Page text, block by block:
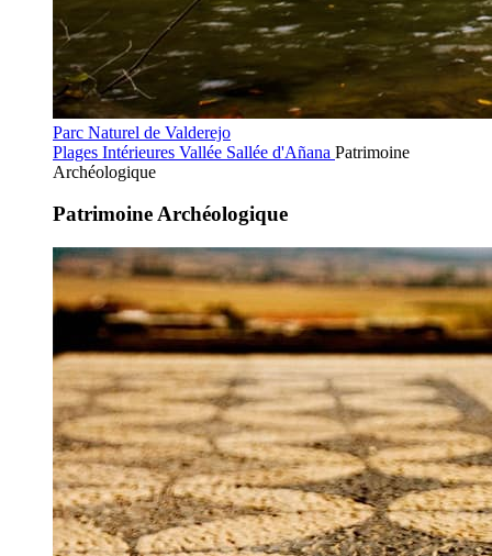
Parc Naturel de Valderejo
Plages Intérieures Vallée Sallée d'Añana Patrimoine
Archéologique
Patrimoine Archéologique